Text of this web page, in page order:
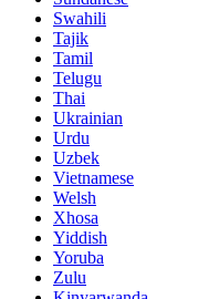
Swahili
Tajik
Tamil
Telugu
Thai
Ukrainian
Urdu
Uzbek
Vietnamese
Welsh
Xhosa
Yiddish
Yoruba
Zulu